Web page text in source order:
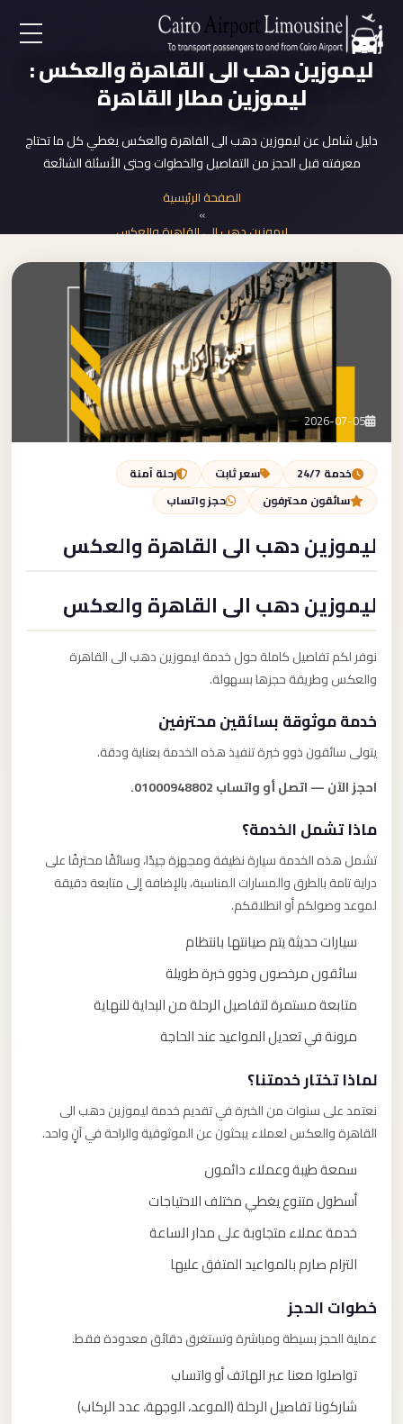
EN
AR
خدمات المطار
نحن
بنا
احجز الآن
ليموزين دهب الى القاهرة والعكس :
ليموزين مطار القاهرة
دليل شامل عن ليموزين دهب الى القاهرة والعكس يغطي كل ما تحتاج
معرفته قبل الحجز من التفاصيل والخطوات وحتى الأسئلة الشائعة
الصفحة الرئيسية
ليموزين دهب الى القاهرة والعكس
2026-07-05
خدمة 24/7 سعر ثابت
رحلة آمنة
سائقون محترفون
حجز واتساب
ليموزين دهب الى القاهرة والعكس
ليموزين دهب الى القاهرة والعكس
نوفر لكم تفاصيل كاملة حول خدمة ليموزين دهب الى القاهرة
والعكس وطريقة حجزها بسهولة.
خدمة موثوقة بسائقين محترفين
يتولى سائقون ذوو خبرة تنفيذ هذه الخدمة بعناية ودقة.
احجز الآن — اتصل أو واتساب 01000948802.
ماذا تشمل الخدمة؟
تشمل هذه الخدمة سيارة نظيفة ومجهزة جيدًا، وسائقًا محترفًا على
دراية تامة بالطرق والمسارات المناسبة، بالإضافة إلى متابعة دقيقة
لموعد وصولكم أو انطلاقكم.
سيارات حديثة يتم صيانتها بانتظام
سائقون مرخصون وذوو خبرة طويلة
متابعة مستمرة لتفاصيل الرحلة من البداية للنهاية
مرونة في تعديل المواعيد عند الحاجة
لماذا تختار خدمتنا؟
نعتمد على سنوات من الخبرة في تقديم خدمة ليموزين دهب الى
القاهرة والعكس لعملاء يبحثون عن الموثوقية والراحة في آنٍ واحد.
سمعة طيبة وعملاء دائمون
أسطول متنوع يغطي مختلف الاحتياجات
خدمة عملاء متجاوبة على مدار الساعة
التزام صارم بالمواعيد المتفق عليها
خطوات الحجز
عملية الحجز بسيطة ومباشرة وتستغرق دقائق معدودة فقط.
تواصلوا معنا عبر الهاتف أو واتساب
شاركونا تفاصيل الرحلة (الموعد، الوجهة، عدد الركاب)